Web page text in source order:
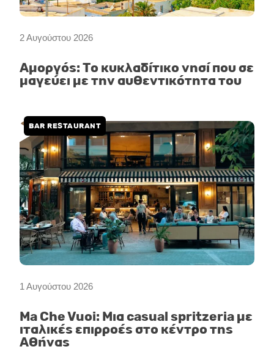
2 Αυγούστου 2026
Αμοργός: Το κυκλαδίτικο νησί που σε
μαγεύει με την αυθεντικότητα του
1 Αυγούστου 2026
BAR RESTAURANT
Ma Che Vuoi: Μια casual spritzeria με
ιταλικές επιρροές στο κέντρο της
Αθήνας